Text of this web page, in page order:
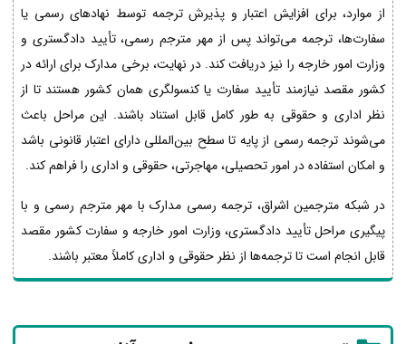
از موارد، برای افزایش اعتبار و پذیرش ترجمه توسط نهادهای رسمی یا
سفارت‌ها، ترجمه می‌تواند پس از مهر مترجم رسمی، تأیید دادگستری و
وزارت امور خارجه را نیز دریافت کند. در نهایت، برخی مدارک برای ارائه در
کشور مقصد نیازمند تأیید سفارت یا کنسولگری همان کشور هستند تا از
نظر اداری و حقوقی به طور کامل قابل استناد باشند. این مراحل باعث
می‌شوند ترجمه رسمی از پایه تا سطح بین‌المللی دارای اعتبار قانونی باشد
و امکان استفاده در امور تحصیلی، مهاجرتی، حقوقی و اداری را فراهم کند.
در شبکه مترجمین اشراق، ترجمه رسمی مدارک با مهر مترجم رسمی و با
پیگیری مراحل تأیید دادگستری، وزارت امور خارجه و سفارت کشور مقصد
قابل انجام است تا ترجمه‌ها از نظر حقوقی و اداری کاملاً معتبر باشند.